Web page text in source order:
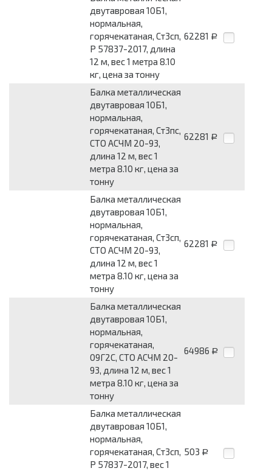
двутавровая 10Б1,
нормальная,
горячекатаная, Ст3сп,
Р 57837-2017, длина
12 м, вес 1 метра 8.10
кг, цена за тонну
62281 Р
Балка металлическая
двутавровая 10Б1,
нормальная,
горячекатаная, Ст3пс,
СТО АСЧМ 20-93,
длина 12 м, вес 1
метра 8.10 кг, цена за
тонну
62281 Р
Балка металлическая
двутавровая 10Б1,
нормальная,
горячекатаная, Ст3сп,
СТО АСЧМ 20-93,
длина 12 м, вес 1
метра 8.10 кг, цена за
тонну
62281 Р
Балка металлическая
двутавровая 10Б1,
нормальная,
горячекатаная,
09Г2С, СТО АСЧМ 20-
93, длина 12 м, вес 1
метра 8.10 кг, цена за
тонну
64986 Р
Балка металлическая
двутавровая 10Б1,
нормальная,
горячекатаная, Ст3сп,
Р 57837-2017, вес 1
503 Р